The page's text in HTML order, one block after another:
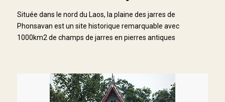
Située dans le nord du Laos, la plaine des jarres de
Phonsavan est un site historique remarquable avec
1000km2 de champs de jarres en pierres antiques